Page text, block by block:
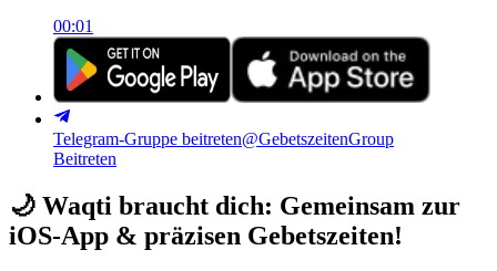
00:01
Telegram-Gruppe beitreten@GebetszeitenGroup
Beitreten
🌙 Waqti braucht dich: Gemeinsam zur
iOS-App & präzisen Gebetszeiten!